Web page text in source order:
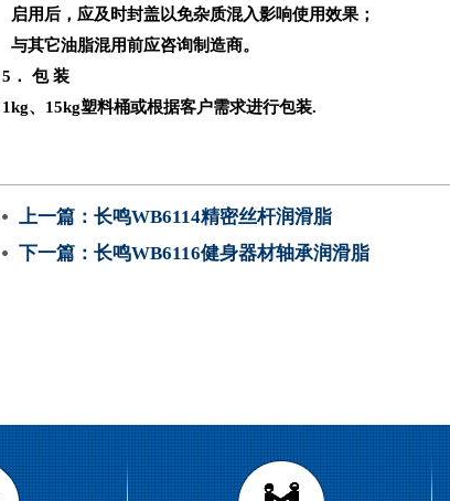
启用后，应及时封盖以免杂质混入影响使用效果；
与其它油脂混用前应咨询制造商。
5 ． 包 装
1kg、 15kg塑料桶或根据客户需求进行包装.
上一篇： 长鸣WB6114精密丝杆润滑脂
下一篇： 长鸣WB6116健身器材轴承润滑脂